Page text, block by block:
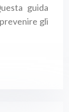
guida
gli